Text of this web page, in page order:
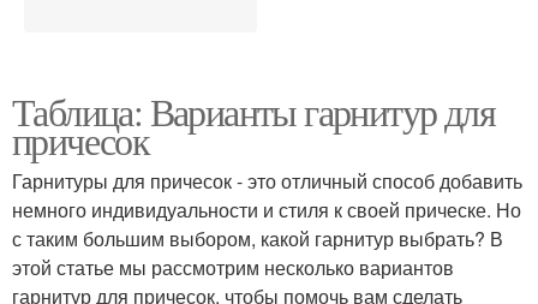
Таблица: Варианты гарнитур для
причесок
Гарнитуры для причесок - это отличный способ добавить
немного индивидуальности и стиля к своей прическе. Но
с таким большим выбором, какой гарнитур выбрать? В
этой статье мы рассмотрим несколько вариантов
гарнитур для причесок, чтобы помочь вам сделать